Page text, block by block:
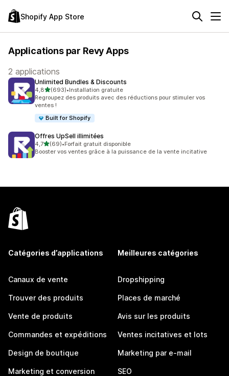
Shopify App Store
Applications par Revy Apps
2 applications
Unlimited Bundles & Discounts
4,8étoile(s) sur 5
(693)
693 avis au total
•Installation gratuite
Regroupez des produits avec des réductions pour stimuler vos
ventes !
Built for Shopify
Offres UpSell illimitées
4,7étoile(s) sur 5
(69)
69 avis au total
•Forfait gratuit disponible
Booster vos ventes grâce à la puissance de la vente incitative
Catégories d’applications
Canaux de vente
Trouver des produits
Vente de produits
Commandes et expéditions
Design de boutique
Marketing et conversion
Meilleures catégories
Dropshipping
Places de marché
Avis sur les produits
Ventes incitatives et lots
Marketing par e-mail
SEO